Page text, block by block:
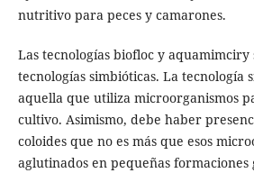
nutritivo para peces y camarones.
Las tecnologías biofloc y
tecnologías simbióticas. La tecnología
aquella que utiliza microorganismos
cultivo. Asimismo, debe haber
coloides que no es más que esos
aglutinados en pequeñas formaciones